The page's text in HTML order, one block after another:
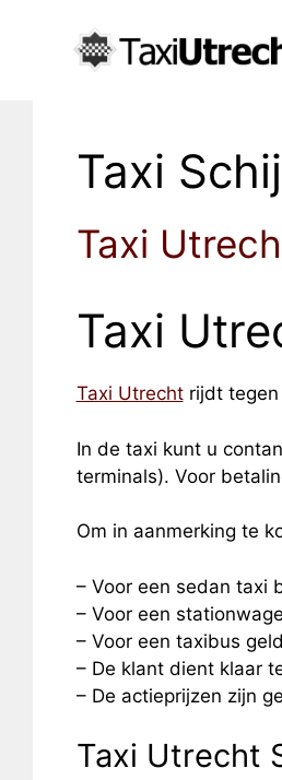
Taxi
Taxi
Taxi
Taxi Utrechtrijdt tegen
In de taxi kunt u
terminals). Voor
Om in aanmerking te
– Voor een sedan taxi
– Voor een
– Voor een taxibus
– De klant dient klaar
– De actieprijzen zijn
Taxi Utrecht